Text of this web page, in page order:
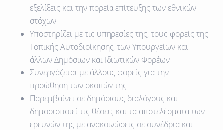
εξελίξεις και την πορεία επίτευξης των εθνικών
στόχων
Υποστηρίζει με τις υπηρεσίες της, τους φορείς της
Τοπικής Αυτοδιοίκησης, των Υπουργείων και
άλλων Δημόσιων και Ιδιωτικών Φορέων
Συνεργάζεται με άλλους φορείς για την
προώθηση των σκοπών της
Παρεμβαίνει σε δημόσιους διαλόγους και
δημοσιοποιεί τις θέσεις και τα αποτελέσματα των
ερευνών της με ανακοινώσεις σε συνέδρια και